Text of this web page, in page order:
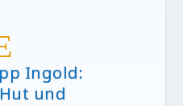
Ingold:
und